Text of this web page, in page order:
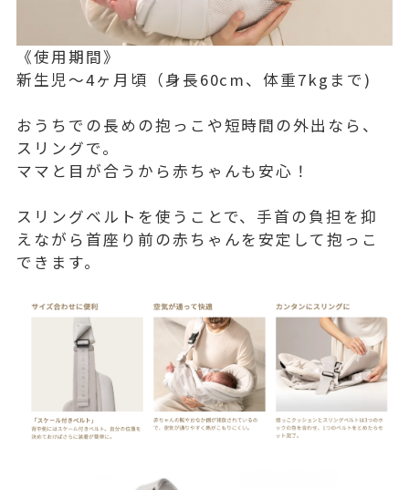
《使用期間》
新生児〜4ヶ月頃（身長60cm、体重7kgまで)
おうちでの長めの抱っこや短時間の外出なら、
スリングで。
ママと目が合うから赤ちゃんも安心！
スリングベルトを使うことで、手首の負担を抑
えながら首座り前の赤ちゃんを安定して抱っこ
できます。